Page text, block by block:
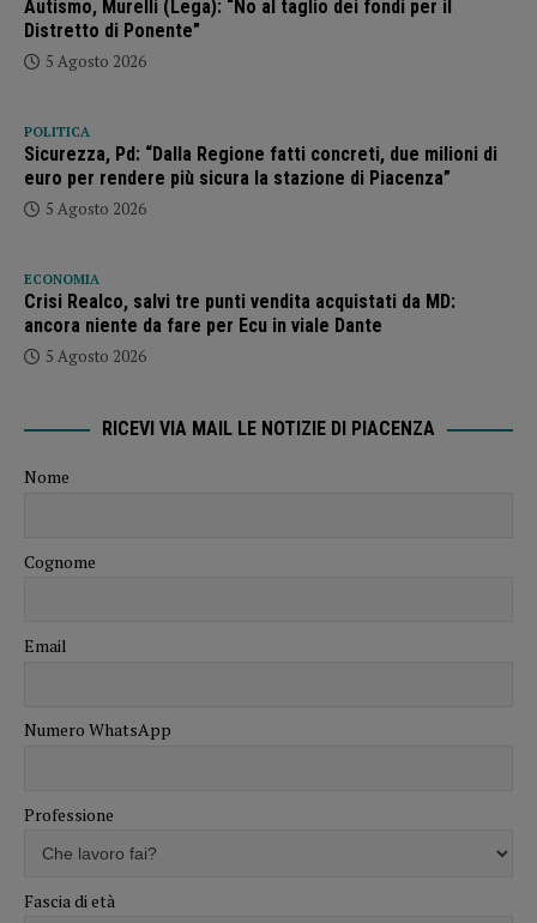
Autismo, Murelli (Lega): “No al taglio dei fondi per il
Distretto di Ponente”
5 Agosto 2026
POLITICA
Sicurezza, Pd: “Dalla Regione fatti concreti, due milioni di
euro per rendere più sicura la stazione di Piacenza”
5 Agosto 2026
ECONOMIA
Crisi Realco, salvi tre punti vendita acquistati da MD:
ancora niente da fare per Ecu in viale Dante
5 Agosto 2026
RICEVI VIA MAIL LE NOTIZIE DI PIACENZA
Nome
Cognome
Email
Numero WhatsApp
Professione
Fascia di età